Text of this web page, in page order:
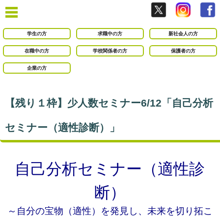
学生の方 求職中の方 新社会人の方
在職中の方 学校関係者の方 保護者の方
企業の方
【残り１枠】少人数セミナー6/12「自己分析
セミナー（適性診断）」
自己分析セミナー（適性診
断）
～自分の宝物（適性）を発見し、未来を切り拓こ